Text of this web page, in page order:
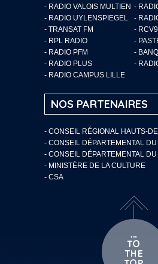
- RADIO VALOIS MULTIEN -
- RADIO UYLENSPIEGEL
-
- TRANSAT FM
-
- RPL RADIO
-
- RADIO PFM
-
- RADIO PLUS
-
- RADIO CAMPUS LILLE
NOS PARTENAIRES
- CONSEIL RÉGIONAL HAUTS-
- CONSEIL DÉPARTEMENTAL
- CONSEIL DÉPARTEMENTAL
- MINISTÈRE DE LA CULTURE
- CSA